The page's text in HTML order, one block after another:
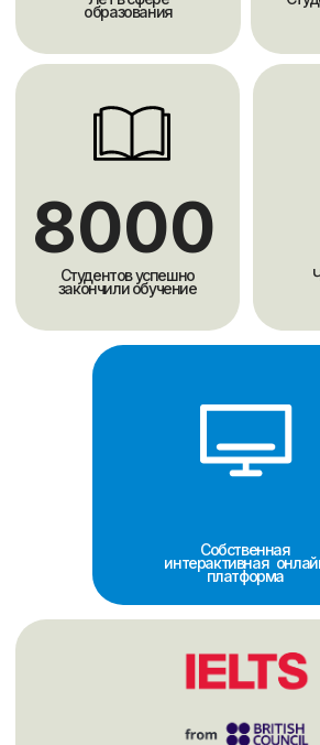
Курс подготовки
баллом 8.5 и 8.0
международными стажировками и
опытом обучения и проживания за
рубежом, которые владеют английским
в совершенстве и имеют опыт
подготовки студентов к IELTS.
(понимание речи на слух, говорение, чтение и
Занятия проходят на английском языке и включают
техники выполнения заданий, разбор ошибок,
проверку и оценку Writing и Speaking.
Программа подготовки к IELTS составлена по
учебникам ведущих британских издательств с
использованием ресурсов от IELTS экзаменаторов
В дополнение к урокам два раза в месяц для
студентов школы проходят разговорные клубы,